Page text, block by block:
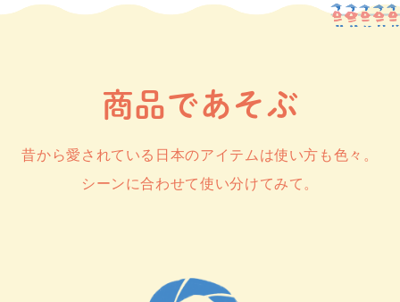
商品であそぶ
昔から愛されている日本のアイテムは使い方も色々。
シーンに合わせて使い分けてみて。